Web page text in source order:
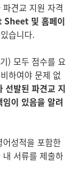
견교 지원 자격
Sheet 및 홈페이
습니다.
) 모두 점수를 요
하여야 문제 없
선발된 파견교 지
이 있음을 알려
어성적을 포함한
서류를 제출하